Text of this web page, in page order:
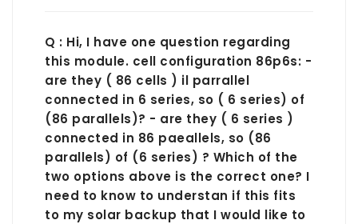
Q : Hi, I have one question regarding
this module. cell configuration 86p6s: -
are they ( 86 cells ) il parrallel
connected in 6 series, so ( 6 series) of
(86 parallels)? - are they ( 6 series )
connected in 86 paeallels, so (86
parallels) of (6 series) ? Which of the
two options above is the correct one? I
need to know to understan if this fits
to my solar backup that I would like to